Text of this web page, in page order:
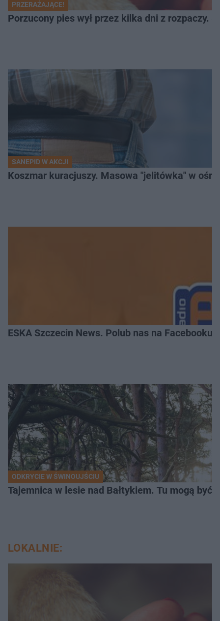
PRZERAŻAJĄCE!
Porzucony pies wył przez kilka dni z rozpaczy.
SANEPID W AKCJI
Koszmar kuracjuszy. Masowa "jelitówka" w
ESKA Szczecin News. Polub nas na Facebooku!
ODKRYCIE W ŚWINOUJŚCIU
Tajemnica w lesie nad Bałtykiem. Tu mogą
LOKALNIE: